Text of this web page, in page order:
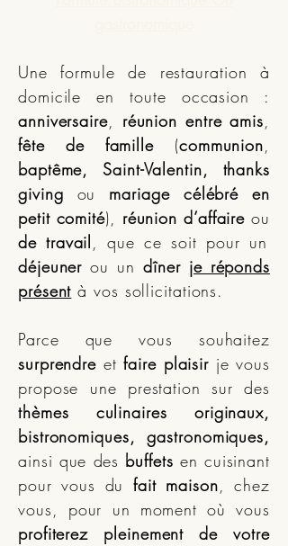
Une formule de restauration à
domicile en toute occasion :
anniversaire, réunion entre amis,
fête de famille(communion,
baptême, Saint-Valentin, thanks
giving ou mariage célébré en
petit comité), réunion d’affaireou
de travail, que ce soit pour un
déjeunerou undîner je réponds
présent à vos sollicitations.
Parce que vous souhaitez
surprendre etfaire plaisir je vous
propose une prestation sur des
thèmes culinaires originaux,
bistronomiques, gastronomiques,
ainsi que des buffets en cuisinant
pour vous dufait maison, chez
vous, pour un moment où vous
profiterez pleinement de votre